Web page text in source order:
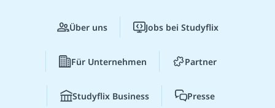
Über uns Jobs bei Studyflix
Für Unternehmen Partner
Studyflix Business Presse